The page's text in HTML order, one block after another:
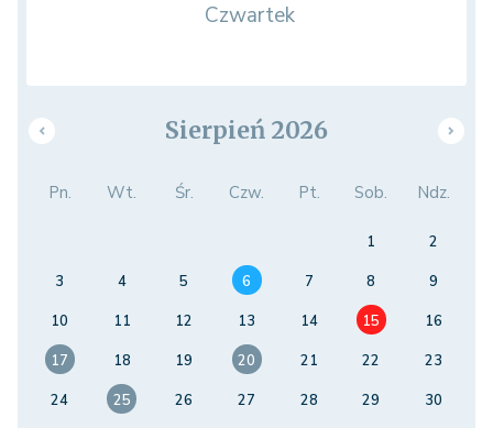
Czwartek
Sierpień 2026
Pn. Wt. Śr. Czw. Pt. Sob. Ndz.
1
2
3
4 5 6 7 8
9
10
11 12 13 14 15
16
17
18 19 20 21 22
23
24
25 26 27 28 29
30